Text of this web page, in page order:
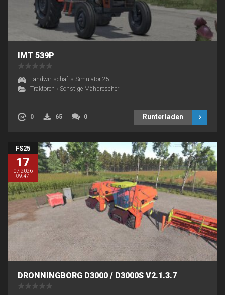
IMT 539P
Landwirtschafts Simulator 25
Traktoren › Sonstige Mähdrescher
0 65 0 Runterladen
FS25
17
07.2026
09:47
DRONNINGBORG D3000 / D3000S V2.1.3.7